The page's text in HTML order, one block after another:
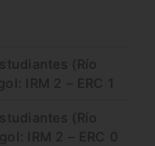
(Río
IRM 2 – ERC 1
(Río
IRM 2 – ERC 0